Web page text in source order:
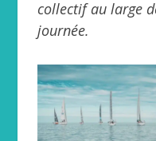
collectif au large
journée.